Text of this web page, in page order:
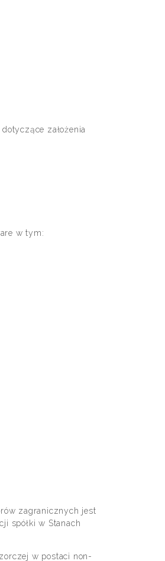
założenia
w tym:
zagranicznych jest
spółki w Stanach
w postaci non-